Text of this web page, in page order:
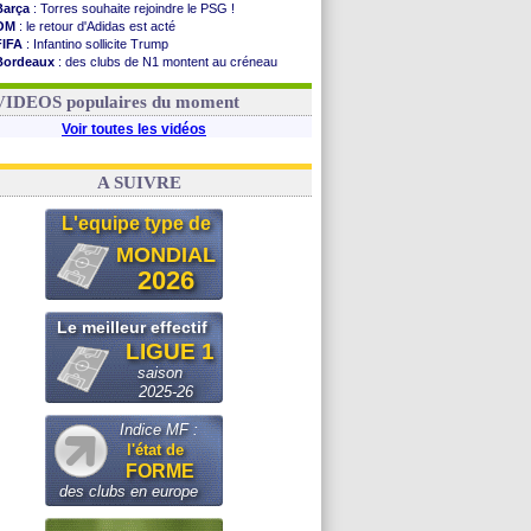
: Torres souhaite rejoindre le PSG !
: le retour d'Adidas est acté
: Infantino sollicite Trump
: des clubs de N1 montent au créneau
: le démenti de Leipzig pour Diomandé
populaires du moment
Voir toutes les vidéos
A SUIVRE
L'equipe type de
MONDIAL
2026
Le meilleur effectif
LIGUE 1
saison
2025-26
Indice MF :
l'état de
FORME
des clubs en europe